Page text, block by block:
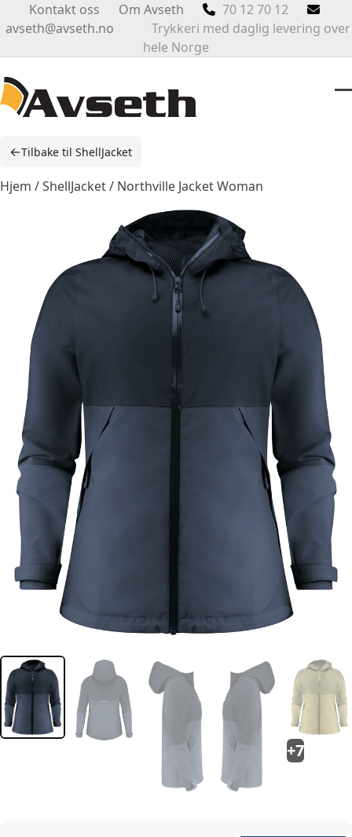
to
Kontakt oss Om Avseth
70 12 70 12
avseth@avseth.no Trykkeri med daglig levering over
hele Norge
←Tilbake til ShellJacket
Hjem /ShellJacket/ Northville Jacket Woman
+7